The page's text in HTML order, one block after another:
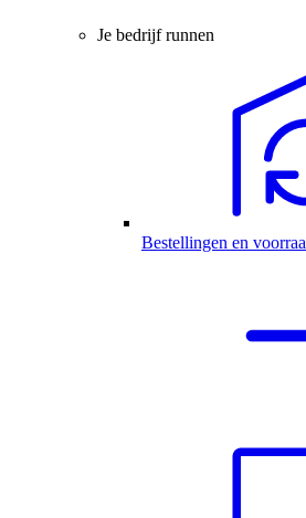
Je bedrijf runnen
Bestellingen en